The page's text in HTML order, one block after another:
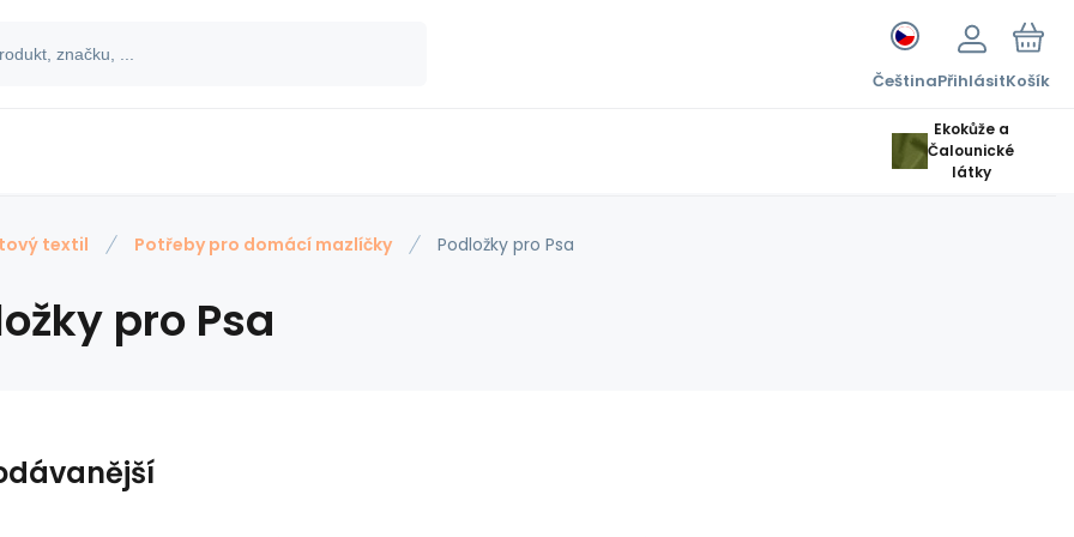
ČeštinaPřihlásitKošík
Ekokůže a
Čalounické
látky
textil Potřeby pro domácí mazlíčky Podložky pro Psa
pro Psa